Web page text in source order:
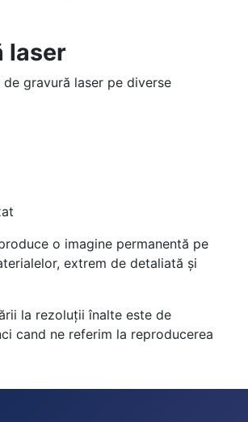
laser
gravură laser pe diverse
o imagine permanentă pe
extrem de detaliată și
la rezoluții înalte este de
cand ne referim la reproducerea